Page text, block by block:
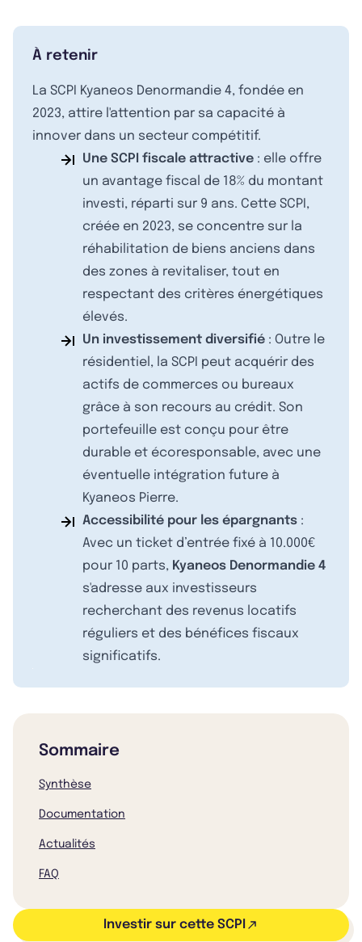
À retenir
La SCPI Kyaneos Denormandie 4, fondée en
2023, attire l'attention par sa capacité à
innover dans un secteur compétitif.
Une SCPI fiscale attractive : elle offre
un avantage fiscal de 18% du montant
investi, réparti sur 9 ans. Cette SCPI,
créée en 2023, se concentre sur la
réhabilitation de biens anciens dans
des zones à revitaliser, tout en
respectant des critères énergétiques
élevés.
Un investissement diversifié : Outre le
résidentiel, la SCPI peut acquérir des
actifs de commerces ou bureaux
grâce à son recours au crédit. Son
portefeuille est conçu pour être
durable et écoresponsable, avec une
éventuelle intégration future à
Kyaneos Pierre.
Accessibilité pour les épargnants :
Avec un ticket d’entrée fixé à 10.000€
pour 10 parts, Kyaneos Denormandie 4
s'adresse aux investisseurs
recherchant des revenus locatifs
réguliers et des bénéfices fiscaux
significatifs.
Sommaire
Synthèse
Documentation
Actualités
FAQ
Investir sur cette SCPI